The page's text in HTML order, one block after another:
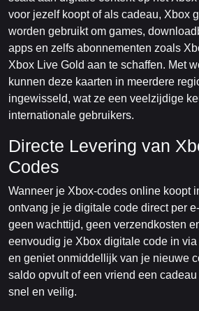
voor jezelf koopt of als cadeau, Xbox
worden gebruikt om games,
apps en zelfs abonnementen zoals
Xbox Live Gold aan te schaffen. Met
kunnen deze kaarten in meerdere
ingewisseld, wat ze een veelzijdige
internationale gebruikers.
Directe Levering van
Codes
Wanneer je Xbox-codes online koopt
ontvang je je digitale code direct per
geen wachttijd, geen verzendkosten
eenvoudig je Xbox digitale code in
en geniet onmiddellijk van je nieuwe
saldo opvult of een vriend een
snel en veilig.